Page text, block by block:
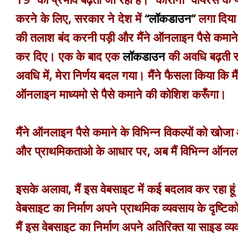
करने के लिए, सरकार ने देश में“लॉकडाउन”लगा
की तलाश बंद करनी पड़ी और मैंने ऑनलाइन पैसे
कर दिए। एक के बाद एकलॉकडाउनकी अवधि बढ़ती
अवधि में, मेरा निर्णय बदल गया। मैंने फैसला किया कि
ऑनलाइन माध्यमो से पैसे कमाने की कोशिश करूँगा।
मैंने ऑनलाइन पैसे कमाने के विभिन्न विकल्पों को
और प्राथमिकताओ के आधार पर, अब मैं विभिन्न
इसके अलावा, मैं इस वेबसाइट में कई बदलाव कर रहा
वेबसाइट का निर्माण अपने प्राथमिक व्यवसाय के
मैं इस वेबसाइट का निर्माण अपने अतिरिक्त या साइड